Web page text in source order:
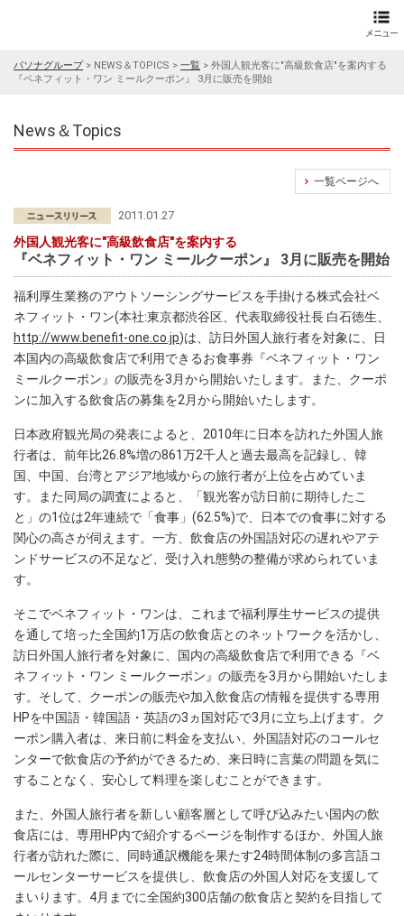
パソナグループ> NEWS＆TOPICS > 一覧 > 外国人観光客に"高級飲食店"を案内する
『ベネフィット・ワン ミールクーポン』 3月に販売を開始
News＆Topics
一覧ページへ
2011.01.27
外国人観光客に"高級飲食店"を案内する
『ベネフィット・ワン ミールクーポン』 3月に販売を開始
福利厚生業務のアウトソーシングサービスを手掛ける株式会社ベ
ネフィット・ワン(本社:東京都渋谷区、代表取締役社長 白石徳生、
http://www.benefit-one.co.jp)は、訪日外国人旅行者を対象に、日
本国内の高級飲食店で利用できるお食事券『ベネフィット・ワン
ミールクーポン』の販売を3月から開始いたします。また、クーポ
ンに加入する飲食店の募集を2月から開始いたします。
日本政府観光局の発表によると、2010年に日本を訪れた外国人旅
行者は、前年比26.8%増の861万2千人と過去最高を記録し、韓
国、中国、台湾とアジア地域からの旅行者が上位を占めていま
す。また同局の調査によると、「観光客が訪日前に期待したこ
と」の1位は2年連続で「食事」(62.5%)で、日本での食事に対する
関心の高さが伺えます。一方、飲食店の外国語対応の遅れやアテ
ンドサービスの不足など、受け入れ態勢の整備が求められていま
す。
そこでベネフィット・ワンは、これまで福利厚生サービスの提供
を通して培った全国約1万店の飲食店とのネットワークを活かし、
訪日外国人旅行者を対象に、国内の高級飲食店で利用できる『ベ
ネフィット・ワン ミールクーポン』の販売を3月から開始いたしま
す。そして、クーポンの販売や加入飲食店の情報を提供する専用
HPを中国語・韓国語・英語の3ヵ国対応で3月に立ち上げます。ク
ーポン購入者は、来日前に料金を支払い、外国語対応のコールセ
ンターで飲食店の予約ができるため、来日時に言葉の問題を気に
することなく、安心して料理を楽しむことができます。
また、外国人旅行者を新しい顧客層として呼び込みたい国内の飲
食店には、専用HP内で紹介するページを制作するほか、外国人旅
行者が訪れた際に、同時通訳機能を果たす24時間体制の多言語コ
ールセンターサービスを提供し、飲食店の外国人対応を支援して
まいります。4月までに全国約300店舗の飲食店と契約を目指して